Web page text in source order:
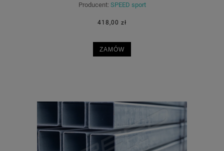
Producent: SPEED sport
418,00 zł
ZAMÓW